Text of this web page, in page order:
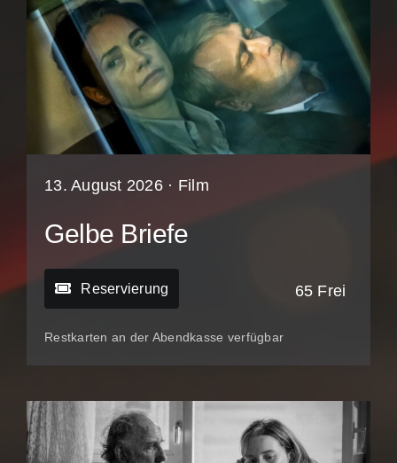
13. August 2026 · Film
Gelbe Briefe
Reservierung 65 Frei
Restkarten an der Abendkasse verfügbar